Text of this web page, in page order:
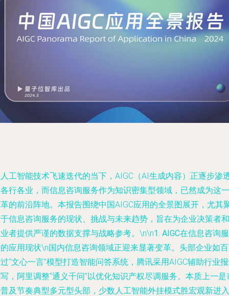
工智能技术飞速迭代的当下，AIGC（AI生成内容）正逐步渗
行各业，而信息咨询服务作为知识密集型领域，已然成为这一
的前沿阵地。本报告围绕中国AIGC应用的全景图展开，尤其
信息咨询服务的现状、挑战与未来趋势，旨在为企业决策者和
者提供严谨的数据支撑与战略参考。\n\n1. AIGC在信息咨询服
应用现状\n国内信息咨询领域正迎来显著变革。头部企业如
“文心一言”模型打造智能问答系统，腾讯采用AIGC辅助行业
，阿里调整“通义千问”以优化知识产权尽调服务。本质上一是
及节奏典型多元型头部，少数人工智能外挂模式胜宏观新进入